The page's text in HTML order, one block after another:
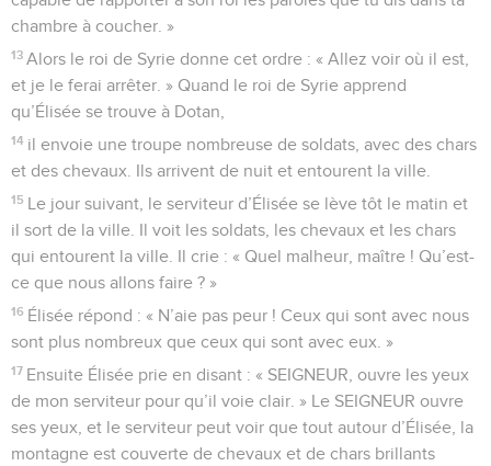
chambre à coucher. »
13 Alors le roi de Syrie donne cet ordre : « Allez voir où il est,
et je le ferai arrêter. » Quand le roi de Syrie apprend
qu’Élisée se trouve à Dotan,
14 il envoie une troupe nombreuse de soldats, avec des chars
et des chevaux. Ils arrivent de nuit et entourent la ville.
15 Le jour suivant, le serviteur d’Élisée se lève tôt le matin et
il sort de la ville. Il voit les soldats, les chevaux et les chars
qui entourent la ville. Il crie : « Quel malheur, maître ! Qu’est-
ce que nous allons faire ? »
16 Élisée répond : « N’aie pas peur ! Ceux qui sont avec nous
sont plus nombreux que ceux qui sont avec eux. »
17 Ensuite Élisée prie en disant : « SEIGNEUR, ouvre les yeux
de mon serviteur pour qu’il voie clair. » Le SEIGNEUR ouvre
ses yeux, et le serviteur peut voir que tout autour d’Élisée, la
montagne est couverte de chevaux et de chars brillants